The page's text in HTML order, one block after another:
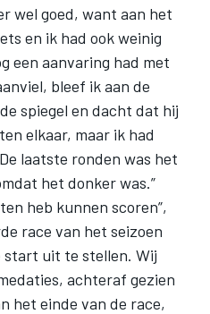
wel goed, want aan het
en ik had ook weinig
een aanvaring had met
bleef ik aan de
spiegel en dacht dat hij
elkaar, maar ik had
laatste ronden was het
het donker was.”
heb kunnen scoren”,
race van het seizoen
start uit te stellen. Wij
achteraf gezien
het einde van de race,